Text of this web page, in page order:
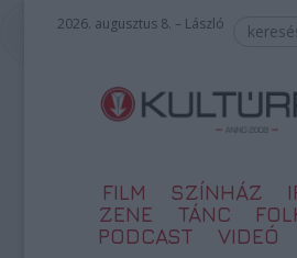
2026. augusztus 8. – László
FILM SZÍNHÁZ
ZENE
TÁNC
PODCAST
VIDEÓ